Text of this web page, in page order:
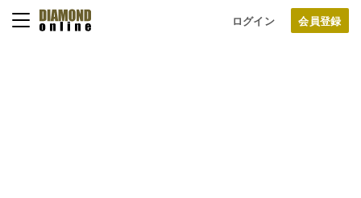
ログイン